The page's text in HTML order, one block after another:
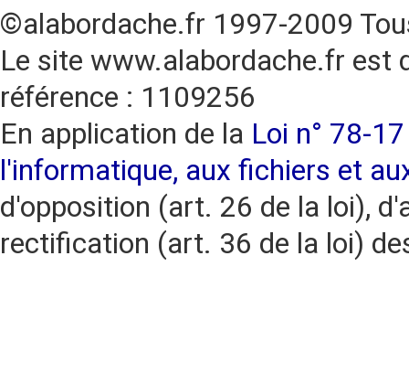
©alabordache.fr 1997-2009
Le site www.alabordache.fr est
référence : 1109256
En application de la Loi n° 78-
l'informatique, aux fichiers et
d'opposition (art. 26 de la loi),
rectification (art. 36 de la loi)